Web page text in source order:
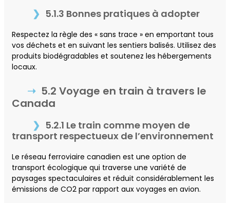
5.1.3 Bonnes pratiques à adopter
Respectez la règle des « sans trace » en emportant tous
vos déchets et en suivant les sentiers balisés. Utilisez des
produits biodégradables et soutenez les hébergements
locaux.
5.2 Voyage en train à travers le
Canada
5.2.1 Le train comme moyen de
transport respectueux de l’environnement
Le réseau ferroviaire canadien est une option de
transport écologique qui traverse une variété de
paysages spectaculaires et réduit considérablement les
émissions de CO2 par rapport aux voyages en avion.